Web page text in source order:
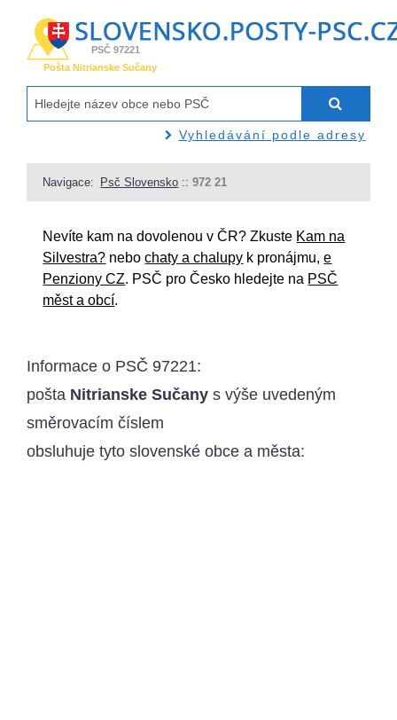
PSČ 97221
Pošta Nitrianske Sučany
Vyhledávání podle adresy
Navigace: Psč Slovensko ::972 21
Nevíte kam na dovolenou v ČR? Zkuste Kam na
Silvestra? nebochaty a chalupy k pronájmu,e
Penziony CZ. PSČ pro Česko hledejte na PSČ
měst a obcí.
Informace o PSČ 97221:
pošta Nitrianske Sučany s výše uvedeným
směrovacím číslem
obsluhuje tyto slovenské obce a města: